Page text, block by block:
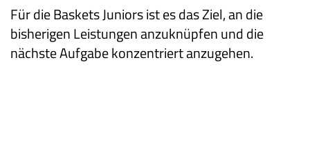
Für die Baskets Juniors ist es das Ziel, an die
bisherigen Leistungen anzuknüpfen und die
nächste Aufgabe konzentriert anzugehen.